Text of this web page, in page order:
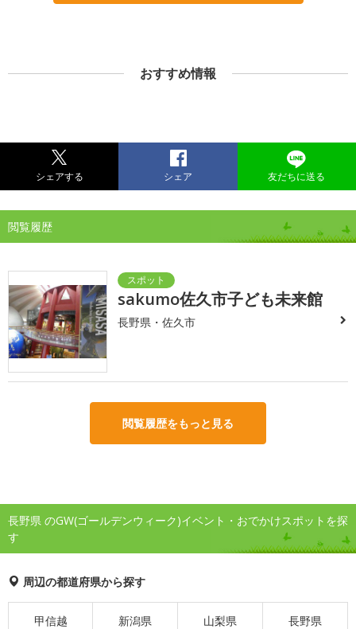
おすすめ情報
シェアする シェア 友だちに送る
閲覧履歴
sakumo佐久市子ども未来館
長野県・佐久市
閲覧履歴をもっと見る
長野県 のGW(ゴールデンウィーク)イベント・おでかけスポットを探
す
周辺の都道府県から探す
甲信越 新潟県 山梨県 長野県